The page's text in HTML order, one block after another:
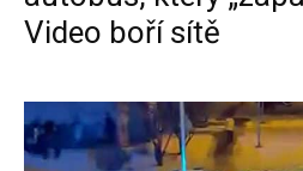
Video boří sítě